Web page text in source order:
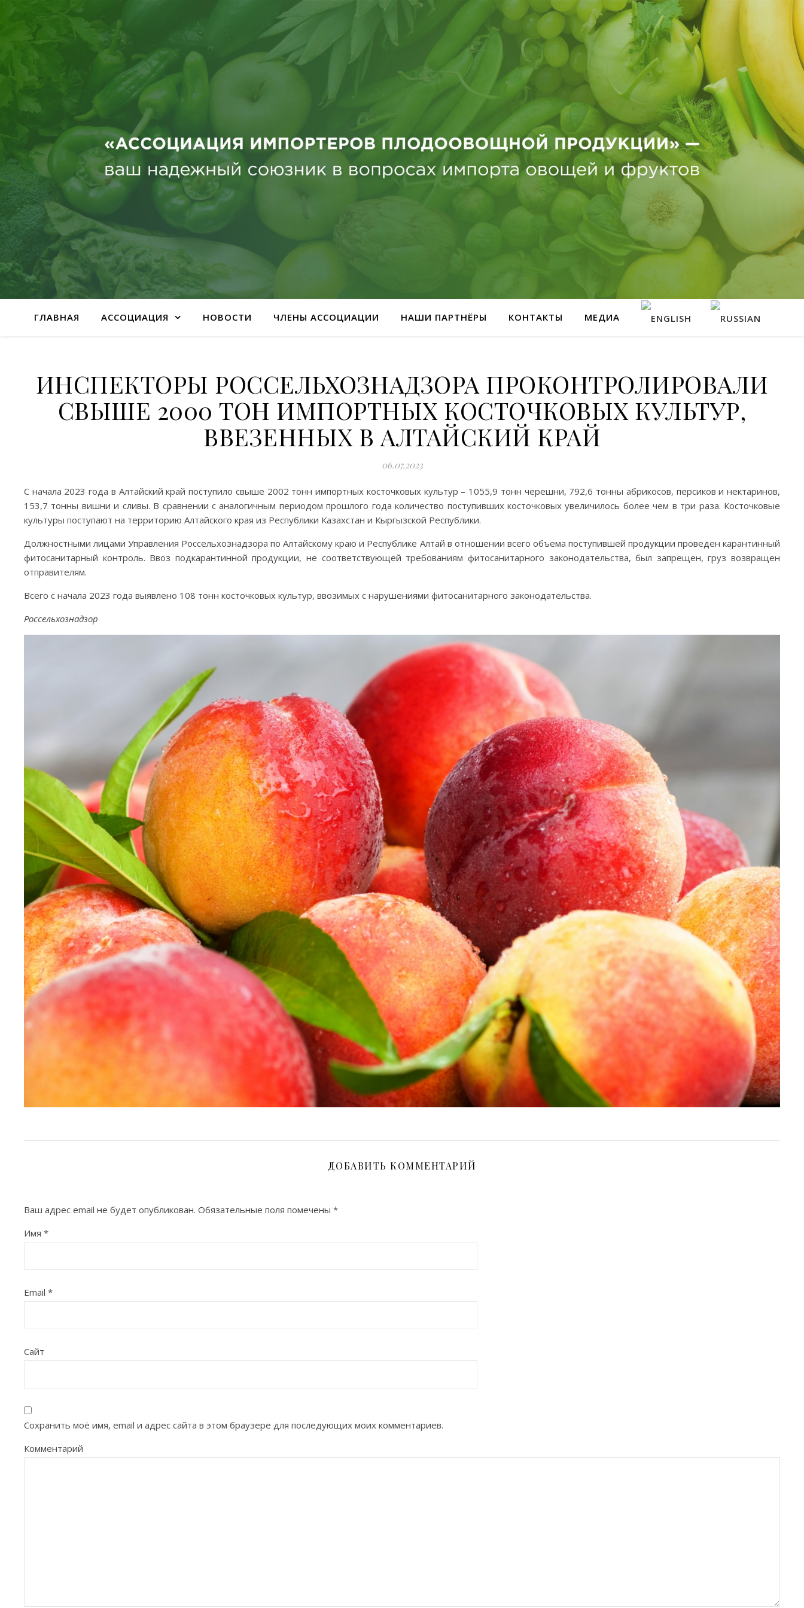
ГЛАВНАЯ АССОЦИАЦИЯ НОВОСТИ ЧЛЕНЫ АССОЦИАЦИИ НАШИ ПАРТНЁРЫ КОНТАКТЫ МЕДИА
ИНСПЕКТОРЫ РОССЕЛЬХОЗНАДЗОРА ПРОКОНТРОЛИРОВАЛИ
СВЫШЕ 2000 ТОН ИМПОРТНЫХ КОСТОЧКОВЫХ КУЛЬТУР,
ВВЕЗЕННЫХ В АЛТАЙСКИЙ КРАЙ
06.07.2023
С начала 2023 года в Алтайский край поступило свыше 2002 тонн импортных косточковых культур – 1055,9 тонн черешни, 792,6 тонны абрикосов, персиков и нектаринов,
153,7 тонны вишни и сливы. В сравнении с аналогичным периодом прошлого года количество поступивших косточковых увеличилось более чем в три раза. Косточковые
культуры поступают на территорию Алтайского края из Республики Казахстан и Кыргызской Республики.
Должностными лицами Управления Россельхознадзора по Алтайскому краю и Республике Алтай в отношении всего объема поступившей продукции проведен карантинный
фитосанитарный контроль. Ввоз подкарантинной продукции, не соответствующей требованиям фитосанитарного законодательства, был запрещен, груз возвращен
отправителям.
Всего с начала 2023 года выявлено 108 тонн косточковых культур, ввозимых с нарушениями фитосанитарного законодательства.
Россельхознадзор
ДОБАВИТЬ КОММЕНТАРИЙ
Ваш адрес email не будет опубликован. Обязательные поля помечены *
Имя *
Email *
Сайт
Сохранить моё имя, email и адрес сайта в этом браузере для последующих моих комментариев.
Комментарий